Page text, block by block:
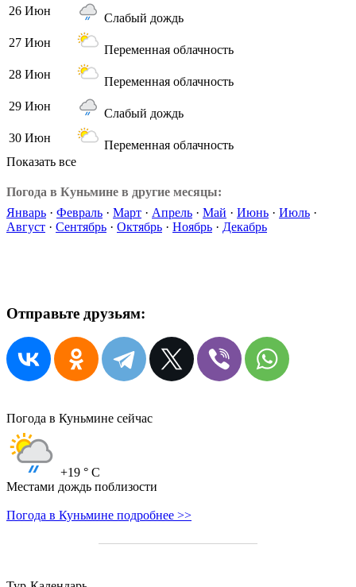
26 Июн
Слабый дождь
27 Июн
Переменная облачность
28 Июн
Переменная облачность
29 Июн
Слабый дождь
30 Июн
Переменная облачность
Показать все
Погода в Куньмине в другие месяцы:
Январь · Февраль · Март · Апрель · Май · Июнь · Июль ·
Август · Сентябрь · Октябрь · Ноябрь · Декабрь
Отправьте друзьям:
Погода в Куньмине сейчас
+19 ° C
Местами дождь поблизости
Погода в Куньмине подробнее >>